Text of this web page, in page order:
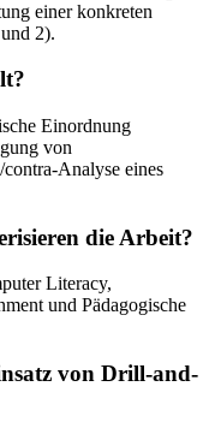
einer konkreten
2).
Einordnung
von
Analyse eines
die Arbeit?
Literacy,
und Pädagogische
von Drill-and-